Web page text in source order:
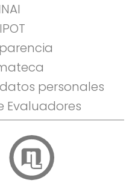
personales
Evaluadores